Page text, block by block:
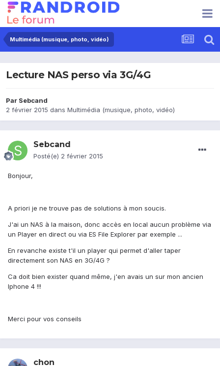
Multimédia (musique, photo, vidéo)
Lecture NAS perso via 3G/4G
Par Sebcand
2 février 2015 dans Multimédia (musique, photo, vidéo)
Sebcand
Posté(e) 2 février 2015
Bonjour,
A priori je ne trouve pas de solutions à mon soucis.
J'ai un NAS à la maison, donc accès en local aucun problème via
un Player en direct ou via ES File Explorer par exemple ...
En revanche existe t'il un player qui permet d'aller taper
directement son NAS en 3G/4G ?
Ca doit bien exister quand même, j'en avais un sur mon ancien
Iphone 4 !!!
Merci pour vos conseils
chon